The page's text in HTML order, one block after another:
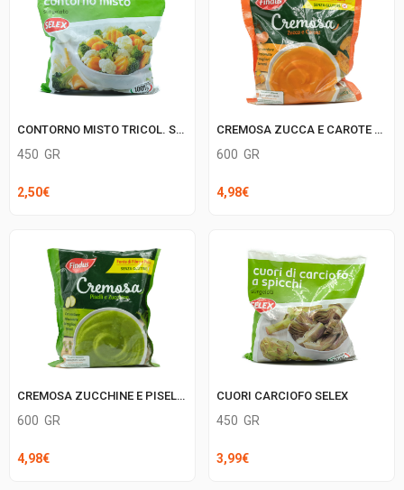
2,69€.1,79€.
CONTORNO MISTO TRICOL. SELEX
450 GR
2,50€
CREMOSA ZUCCA E CAROTE FINDUS
600 GR
4,98€
CREMOSA ZUCCHINE E PISELLI FINDUS
600 GR
4,98€
CUORI CARCIOFO SELEX
450 GR
3,99€